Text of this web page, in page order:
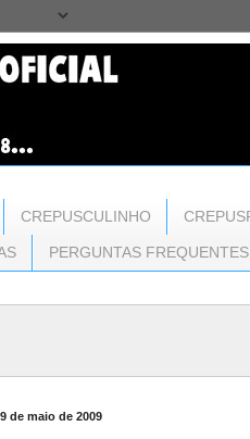
CREPUSCULINHO
PERGUNTAS FREQUENTES
de maio de 2009